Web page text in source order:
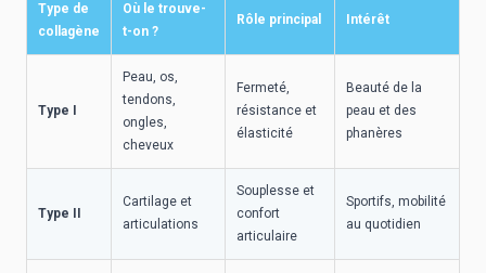
Type de
collagène
Où le trouve-
t-on ?
Rôle principal Intérêt
Type I
Peau, os,
tendons,
ongles,
cheveux
Fermeté,
résistance et
élasticité
Beauté de la
peau et des
phanères
Type II
Cartilage et
articulations
Souplesse et
confort
articulaire
Sportifs, mobilité
au quotidien